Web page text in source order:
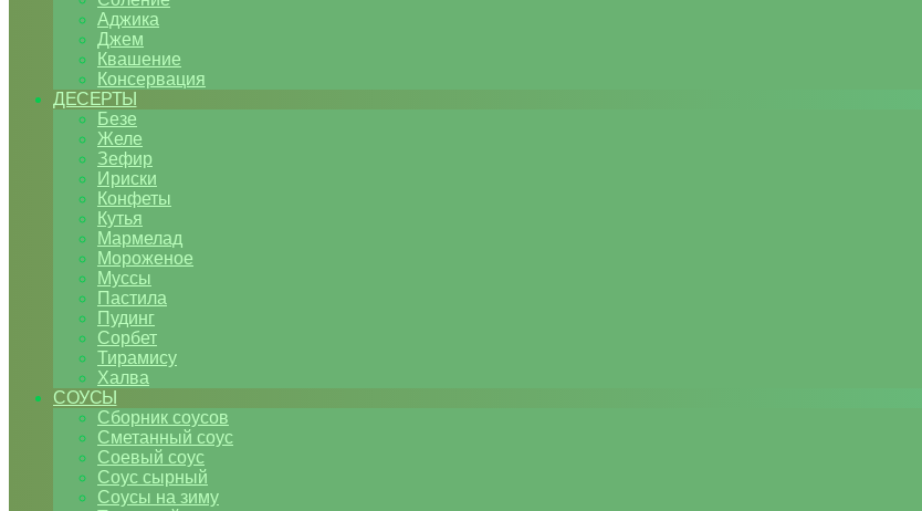
Аджика
Джем
Квашение
Консервация
ДЕСЕРТЫ
Безе
Желе
Зефир
Ириски
Конфеты
Кутья
Мармелад
Мороженое
Муссы
Пастила
Пудинг
Сорбет
Тирамису
Халва
СОУСЫ
Сборник соусов
Сметанный соус
Соевый соус
Соус сырный
Соусы на зиму